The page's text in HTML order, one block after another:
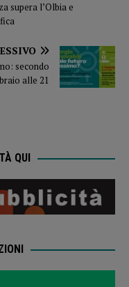
supera l’Olbia e
secondo
alle 21
QUI